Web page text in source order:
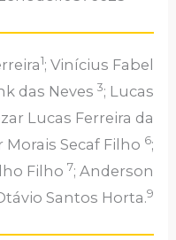
1; Vinícius Fabel
das Neves 3; Lucas
Lucas Ferreira da
Morais Secaf Filho 6;
Filho 7; Anderson
Santos Horta.9